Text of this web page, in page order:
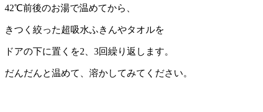
42℃前後のお湯で温めてから、
きつく絞った超吸水ふきんやタオルを
ドアの下に置くを2、3回繰り返します。
だんだんと温めて、溶かしてみてください。